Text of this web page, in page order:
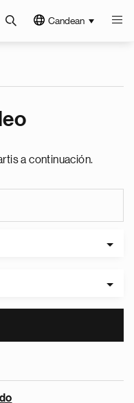
Candean
a continuación.